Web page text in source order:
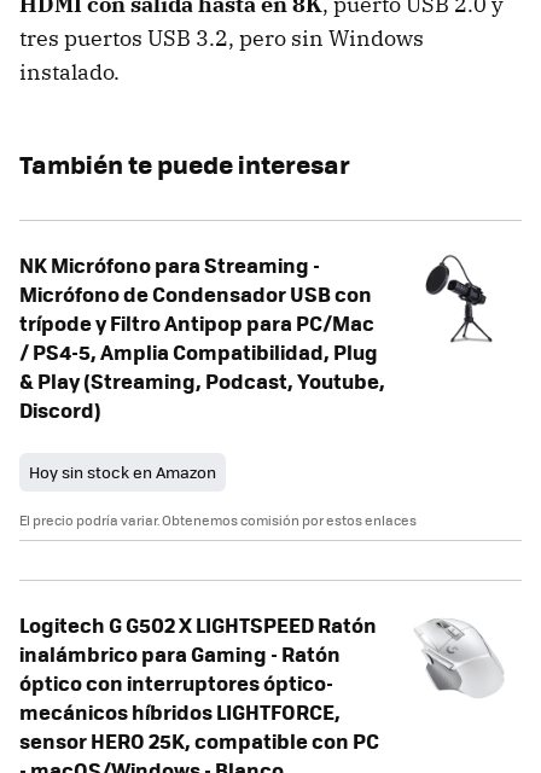
tres puertos USB 3.2, pero sin Windows
instalado.
También te puede interesar
NK Micrófono para Streaming -
Micrófono de Condensador USB con
trípode y Filtro Antipop para PC/Mac
/ PS4-5, Amplia Compatibilidad, Plug
& Play (Streaming, Podcast, Youtube,
Discord)
Hoy sin stock en Amazon
El precio podría variar. Obtenemos comisión por estos enlaces
Logitech G G502 X LIGHTSPEED Ratón
inalámbrico para Gaming - Ratón
óptico con interruptores óptico-
mecánicos híbridos LIGHTFORCE,
sensor HERO 25K, compatible con PC